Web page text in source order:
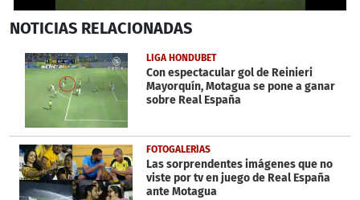
seconds
21
seconds
NOTICIAS RELACIONADAS
LIGA HONDUBET
Con espectacular gol de Reinieri
Mayorquín, Motagua se pone a ganar
sobre Real España
FOTOGALERÍAS
Las sorprendentes imágenes que no
viste por tv en juego de Real España
ante Motagua